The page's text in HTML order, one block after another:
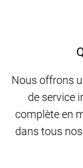
Nous offrons
de service
complète en
dans tous